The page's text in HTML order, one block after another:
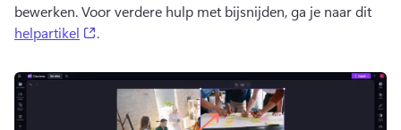
bewerken. Voor verdere hulp met bijsnijden, ga je naar dit
helpartikel
.